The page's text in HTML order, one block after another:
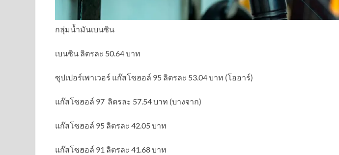
กลุ่มน้ำมันเบนซิน
เบนซิน ลิตรละ 50.64 บาท
ซุปเปอร์เพาเวอร์ แก๊สโซฮอล์ 95 ลิตรละ 53.04 บาท (โออาร์)
แก๊สโซฮอล์ 97 ลิตรละ 57.54 บาท (บางจาก)
แก๊สโซฮอล์ 95 ลิตรละ 42.05 บาท
แก๊สโซฮอล์ 91 ลิตรละ 41.68 บาท